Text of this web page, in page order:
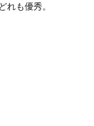
れも優秀。